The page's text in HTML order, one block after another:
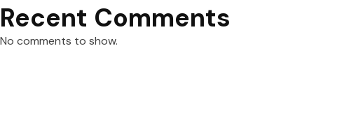
Recent Comments
No comments to show.